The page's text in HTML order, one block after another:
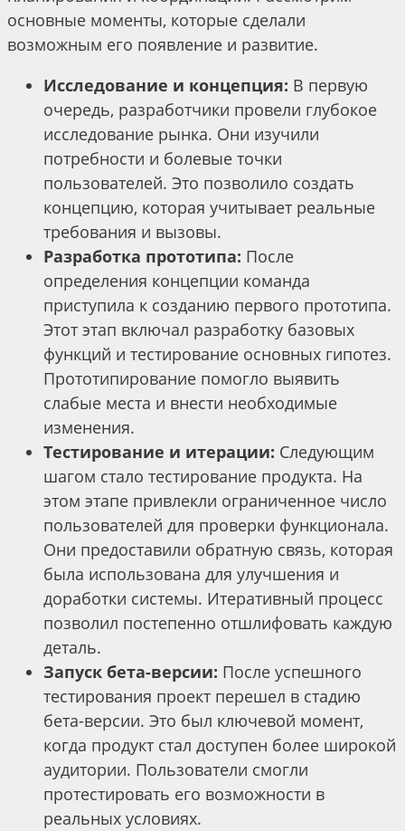
основные моменты, которые сделали
возможным его появление и развитие.
Исследование и концепция: В первую
очередь, разработчики провели глубокое
исследование рынка. Они изучили
потребности и болевые точки
пользователей. Это позволило создать
концепцию, которая учитывает реальные
требования и вызовы.
Разработка прототипа: После
определения концепции команда
приступила к созданию первого прототипа.
Этот этап включал разработку базовых
функций и тестирование основных гипотез.
Прототипирование помогло выявить
слабые места и внести необходимые
изменения.
Тестирование и итерации: Следующим
шагом стало тестирование продукта. На
этом этапе привлекли ограниченное число
пользователей для проверки функционала.
Они предоставили обратную связь, которая
была использована для улучшения и
доработки системы. Итеративный процесс
позволил постепенно отшлифовать каждую
деталь.
Запуск бета-версии: После успешного
тестирования проект перешел в стадию
бета-версии. Это был ключевой момент,
когда продукт стал доступен более широкой
аудитории. Пользователи смогли
протестировать его возможности в
реальных условиях.